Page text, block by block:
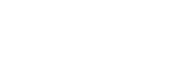
dag of per week de uren
'Overzicht declaraties en